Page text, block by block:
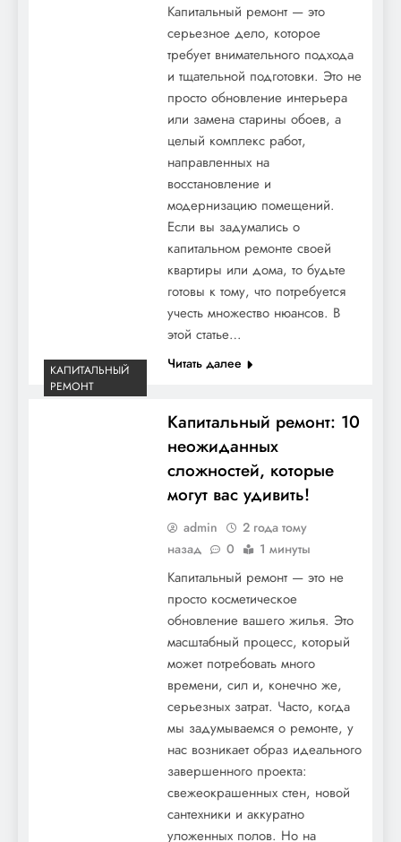
Капитальный ремонт — это
серьезное дело, которое
требует внимательного подхода
и тщательной подготовки. Это не
просто обновление интерьера
или замена старины обоев, а
целый комплекс работ,
направленных на
восстановление и
модернизацию помещений.
Если вы задумались о
капитальном ремонте своей
квартиры или дома, то будьте
готовы к тому, что потребуется
учесть множество нюансов. В
этой статье…
Читать далее
КАПИТАЛЬНЫЙ
РЕМОНТ
Капитальный ремонт: 10
неожиданных
сложностей, которые
могут вас удивить!
admin
2 года тому
назад
0 1 минуты
Капитальный ремонт — это не
просто косметическое
обновление вашего жилья. Это
масштабный процесс, который
может потребовать много
времени, сил и, конечно же,
серьезных затрат. Часто, когда
мы задумываемся о ремонте, у
нас возникает образ идеального
завершенного проекта:
свежеокрашенных стен, новой
сантехники и аккуратно
уложенных полов. Но на